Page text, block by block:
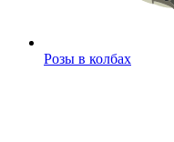
Розы в колбах